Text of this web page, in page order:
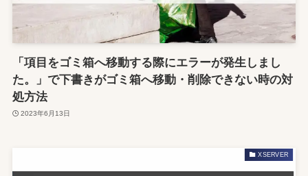
「項目をゴミ箱へ移動する際にエラーが発生しまし
た。」で下書きがゴミ箱へ移動・削除できない時の対
処方法
2023年6月13日
XSERVER